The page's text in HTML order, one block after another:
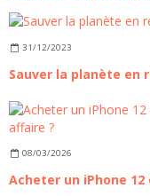
31/12/2023
08/03/2026